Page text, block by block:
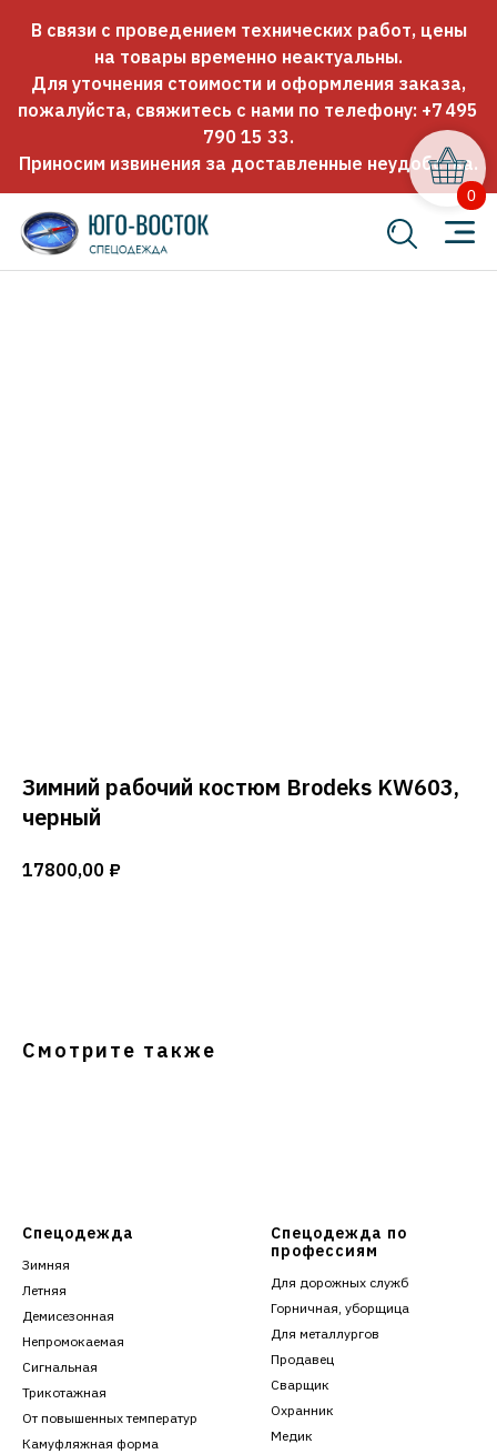
В связи с проведением технических работ, цены
на товары временно неактуальны.
Для уточнения стоимости и оформления заказа,
пожалуйста, свяжитесь с нами по телефону: +7 495
790 15 33.
Приносим извинения за доставленные неудобства.
Зимний рабочий костюм Brodeks KW603,
черный
17800,00 ₽
Смотрите также
0
Спецодежда
Зимняя
Летняя
Демисезонная
Непромокаемая
Сигнальная
Трикотажная
От повышенных температур
Камуфляжная форма
Спецодежда по
профессиям
Для дорожных служб
Горничная, уборщица
Для металлургов
Продавец
Сварщик
Охранник
Медик